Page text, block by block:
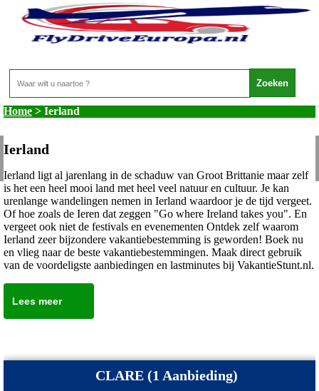
Home > Ierland
Ierland
Ierland ligt al jarenlang in de schaduw van Groot Brittanie maar zelf
is het een heel mooi land met heel veel natuur en cultuur. Je kan
urenlange wandelingen nemen in Ierland waardoor je de tijd vergeet.
Of hoe zoals de Ieren dat zeggen "Go where Ireland takes you". En
vergeet ook niet de festivals en evenementen Ontdek zelf waarom
Ierland zeer bijzondere vakantiebestemming is geworden! Boek nu
en vlieg naar de beste vakantiebestemmingen. Maak direct gebruik
van de voordeligste aanbiedingen en lastminutes bij VakantieStunt.nl.
Lees meer
CLARE (1 Aanbieding)